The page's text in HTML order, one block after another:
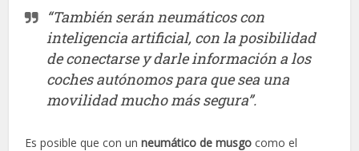
“También serán neumáticos con
inteligencia artificial, con la posibilidad
de conectarse y darle información a los
coches autónomos para que sea una
movilidad mucho más segura”.
Es posible que con unneumático de musgo como el